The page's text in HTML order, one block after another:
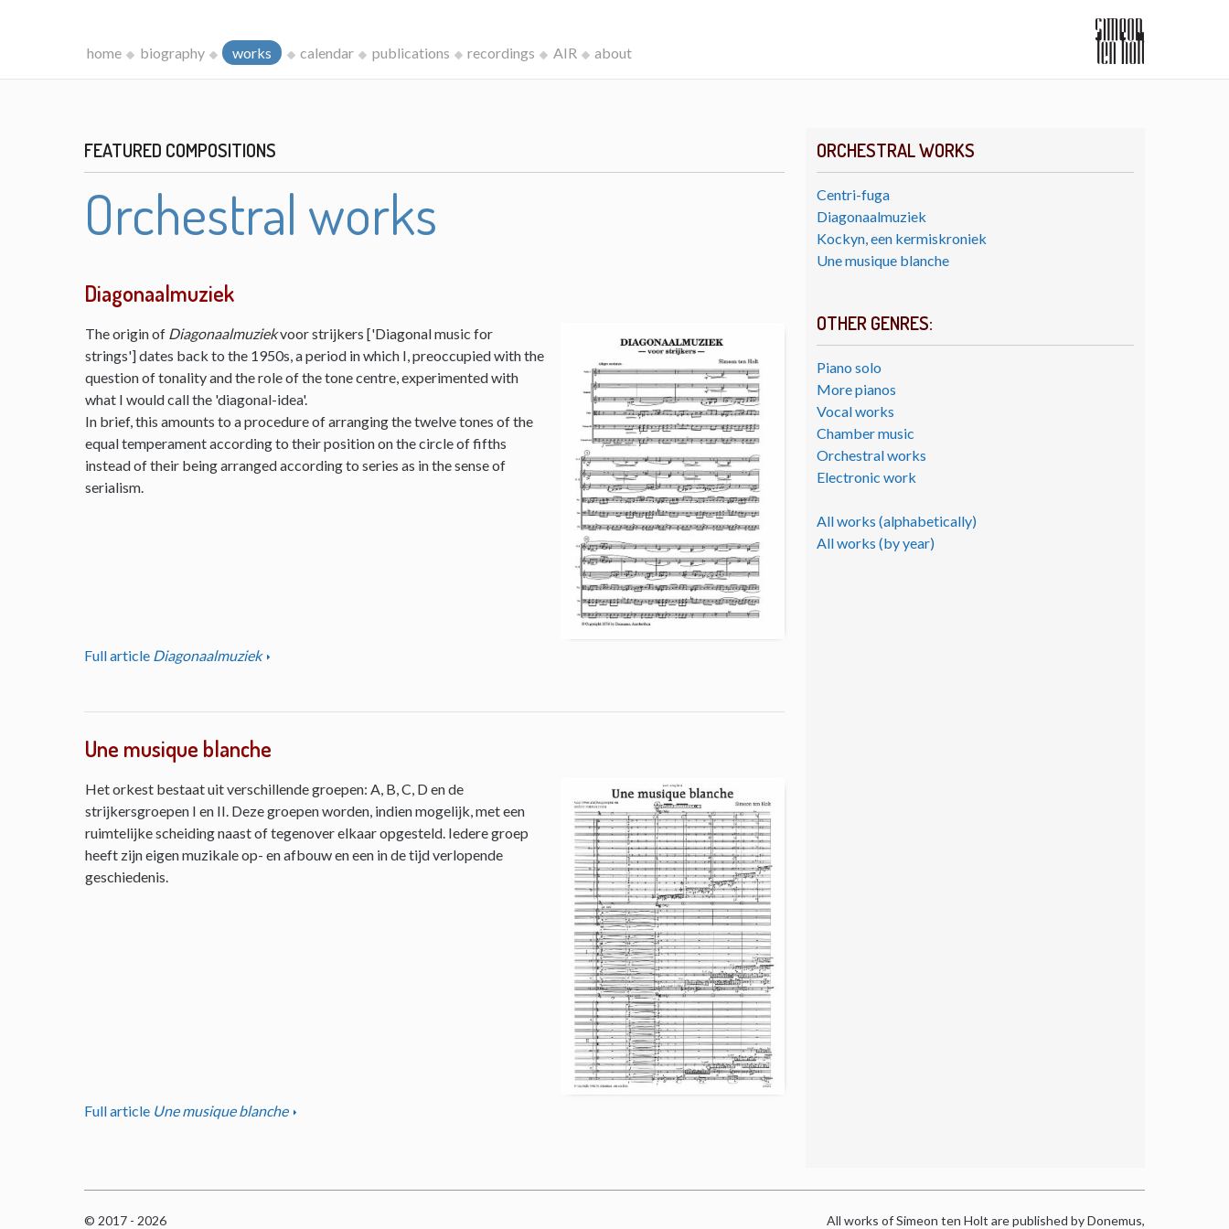
home biography works calendar publications recordings AIR about
ORCHESTRAL WORKS
Centri-fuga
Diagonaalmuziek
Kockyn, een kermiskroniek
Une musique blanche
OTHER GENRES:
Piano solo
More pianos
Vocal works
Chamber music
Orchestral works
Electronic work
All works (alphabetically)
All works (by year)
FEATURED COMPOSITIONS
Orchestral works
Diagonaalmuziek
The origin of Diagonaalmuziekvoor strijkers ['Diagonal music for
strings'] dates back to the 1950s, a period in which I, preoccupied with the
question of tonality and the role of the tone centre, experimented with
what I would call the 'diagonal-idea'.
In brief, this amounts to a procedure of arranging the twelve tones of the
equal temperament according to their position on the circle of fifths
instead of their being arranged according to series as in the sense of
serialism.
Full article Diagonaalmuziek
Une musique blanche
Het orkest bestaat uit verschillende groepen: A, B, C, D en de
strijkersgroepen I en II. Deze groepen worden, indien mogelijk, met een
ruimtelijke scheiding naast of tegenover elkaar opgesteld. Iedere groep
heeft zijn eigen muzikale op- en afbouw en een in de tijd verlopende
geschiedenis.
Full article Une musique blanche
© 2017 - 2026 All works of Simeon ten Holt are published by Donemus,